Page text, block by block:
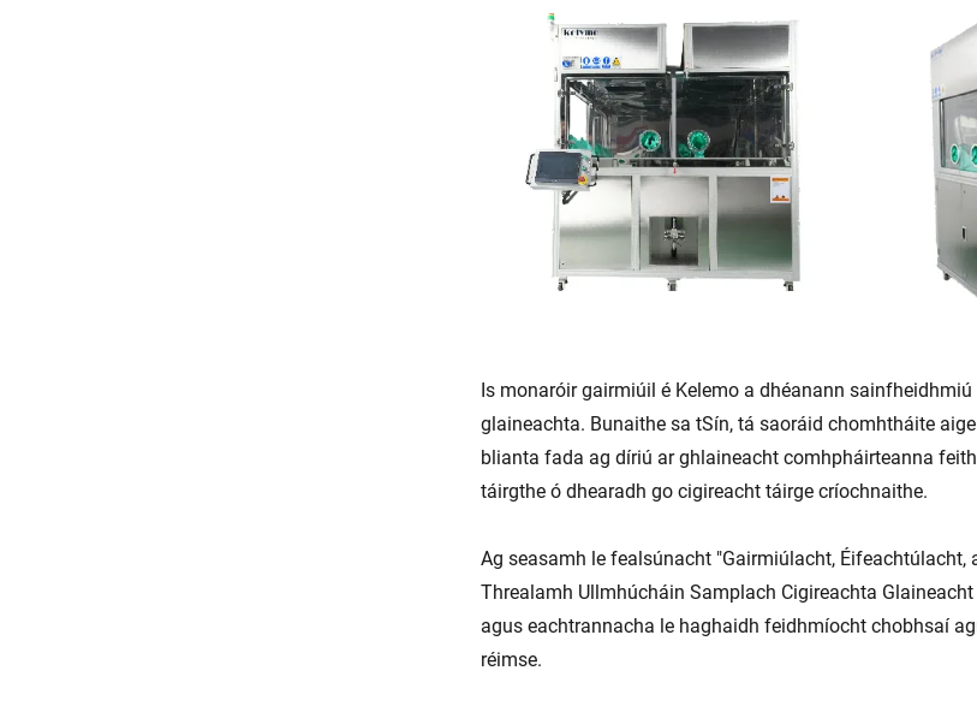
Is monaróir gairmiúil é Kelemo a dhéanann
glaineachta. Bunaithe sa tSín, tá saoráid chomhtháite
blianta fada ag díriú ar ghlaineacht comhpháirteanna
táirgthe ó dhearadh go cigireacht táirge críochnaithe.
Ag seasamh le fealsúnacht "Gairmiúlacht,
Threalamh Ullmhúcháin Samplach Cigireachta
agus eachtrannacha le haghaidh feidhmíocht chobhsaí
réimse.